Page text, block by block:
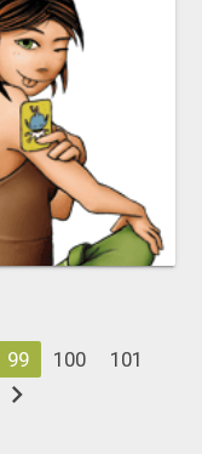
99 100
101
chevron_right